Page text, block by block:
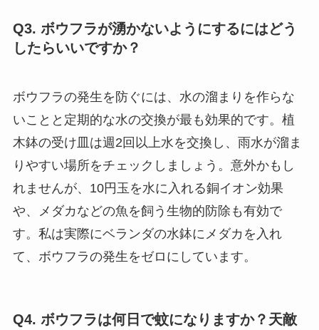
Q3. ボウフラが湧かないようにするにはどう
したらいいですか？
ボウフラの発生を防ぐには、水の溜まりを作らな
いことと定期的な水の交換が最も効果的です。植
木鉢の受け皿は週2回以上水を交換し、雨水が溜ま
りやすい場所をチェックしましょう。意外かもし
れませんが、10円玉を水に入れる銅イオン効果
や、メダカなどの魚を飼う生物的防除も有効で
す。私は実際にベランダの水鉢にメダカを入れ
て、ボウフラの発生をゼロにしています。
Q4. ボウフラは何日で蚊になりますか？天敵